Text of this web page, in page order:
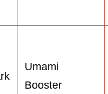
Umami
Booster